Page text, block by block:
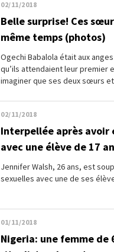
02/11/2018
Belle surprise! Ces
même temps (photos)
Ogechi Babalola était aux
qu’ils attendaient leur premier
imaginer que ses deux sœurs
02/11/2018
Interpellée après avoir
avec une élève de 17
Jennifer Walsh, 26 ans, est
sexuelles avec une de ses
01/11/2018
Nigeria: une femme de